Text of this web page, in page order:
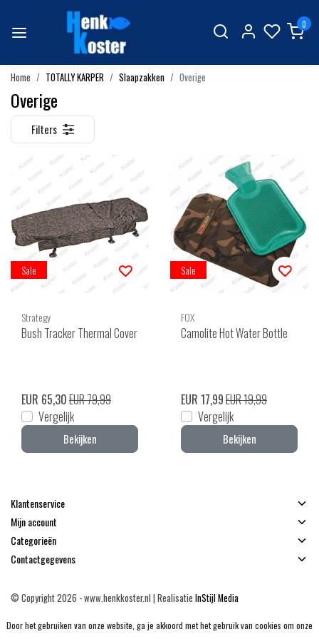
0
Home TOTALLY KARPER Slaapzakken Overige
Overige
Filters
Sale
Strategy
Bush Tracker Thermal Cover
EUR 65,30EUR 79,99
Vergelijk
Bekijken
Sale
FOX
Camolite Hot Water Bottle
EUR 17,99EUR 19,99
Vergelijk
Bekijken
Klantenservice
Mijn account
Categorieën
Contactgegevens
© Copyright 2026 - www.henkkoster.nl | Realisatie InStijl Media
Door het gebruiken van onze website, ga je akkoord met het gebruik van cookies om onze